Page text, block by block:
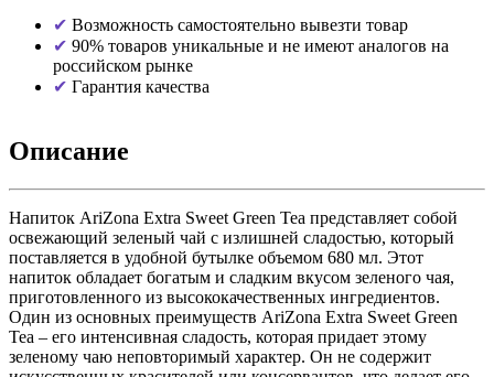
Возможность самостоятельно вывезти товар
90% товаров уникальные и не имеют аналогов на
российском рынке
Гарантия качества
Описание
Напиток AriZona Extra Sweet Green Tea представляет собой
освежающий зеленый чай с излишней сладостью, который
поставляется в удобной бутылке объемом 680 мл. Этот
напиток обладает богатым и сладким вкусом зеленого чая,
приготовленного из высококачественных ингредиентов.
Один из основных преимуществ AriZona Extra Sweet Green
Tea – его интенсивная сладость, которая придает этому
зеленому чаю неповторимый характер. Он не содержит